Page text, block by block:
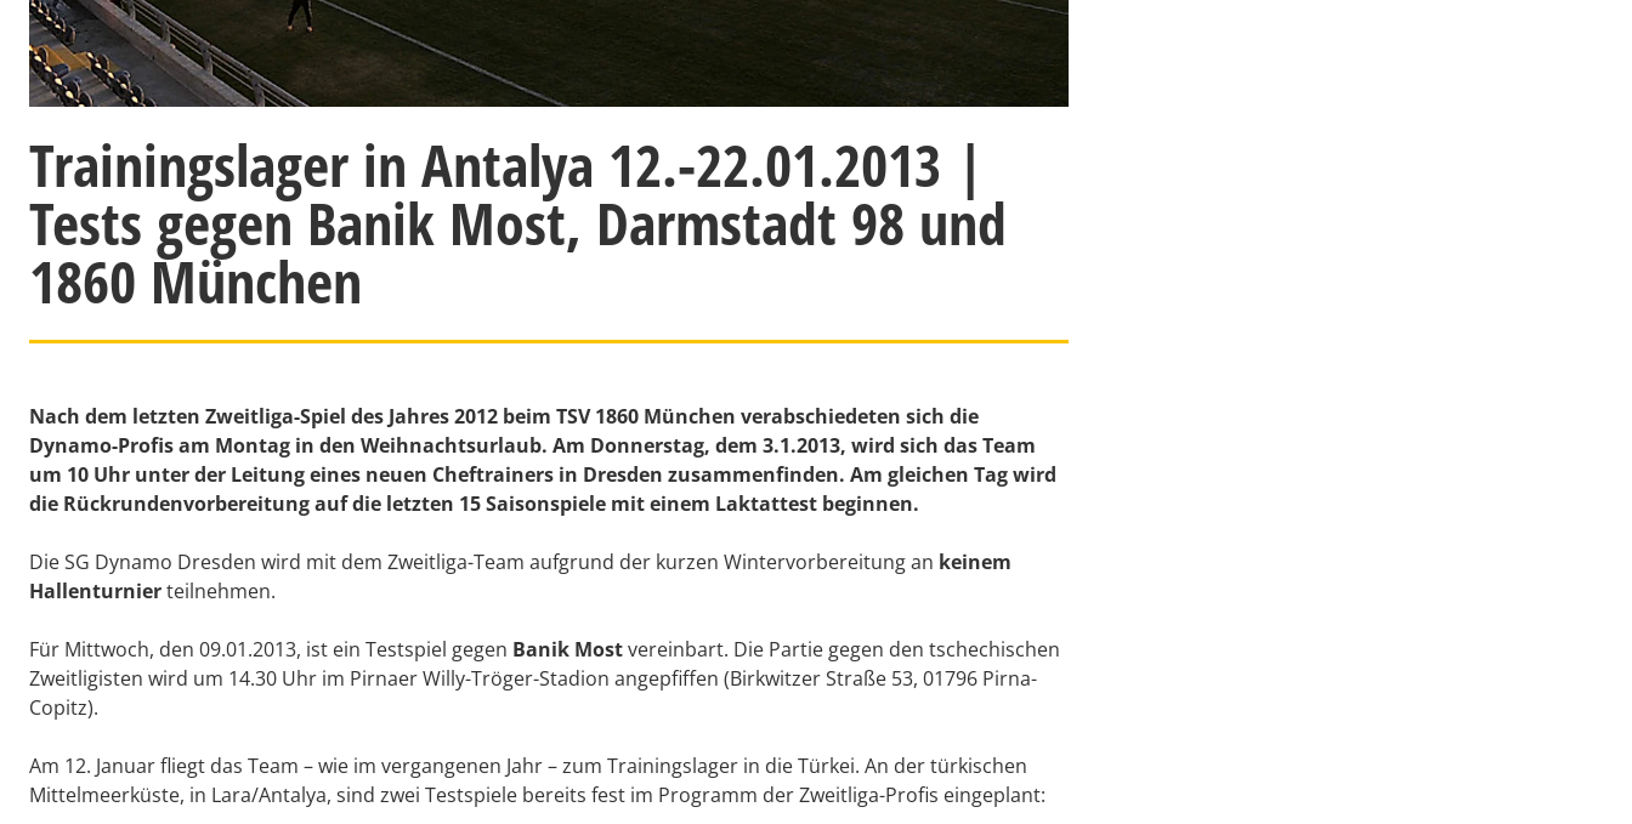
Trainingslager in Antalya 12.-22.01.2013 |
Tests gegen Banik Most, Darmstadt 98 und
1860 München
Nach dem letzten Zweitliga-Spiel des Jahres 2012 beim TSV 1860 München verabschiedeten sich die
Dynamo-Profis am Montag in den Weihnachtsurlaub. Am Donnerstag, dem 3.1.2013, wird sich das Team
um 10 Uhr unter der Leitung eines neuen Cheftrainers in Dresden zusammenfinden. Am gleichen Tag wird
die Rückrundenvorbereitungauf die letzten 15 Saisonspiele mit einem Laktattest beginnen.
Die SG Dynamo Dresden wird mit dem Zweitliga-Team aufgrund der kurzen Wintervorbereitung an keinem
Hallenturnierteilnehmen.
Für Mittwoch, den 09.01.2013, ist ein Testspiel gegen Banik Mostvereinbart. Die Partie gegen den tschechischen
Zweitligisten wird um 14.30 Uhr im Pirnaer Willy-Tröger-Stadion angepfiffen (Birkwitzer Straße 53, 01796 Pirna-
Copitz).
Am 12. Januar fliegt das Team – wie im vergangenen Jahr – zum Trainingslager in die Türkei. An der türkischen
Mittelmeerküste, in Lara/Antalya, sind zwei Testspiele bereits fest im Programm der Zweitliga-Profis eingeplant: